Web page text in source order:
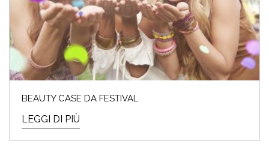
BEAUTY CASE DA FESTIVAL
LEGGI DI PIÙ